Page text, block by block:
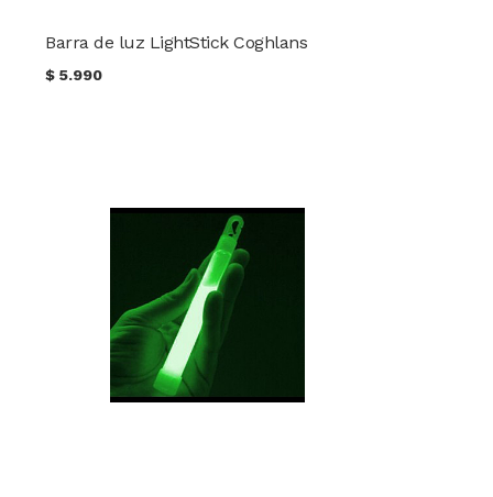
Barra de luz LightStick Coghlans
$5.990